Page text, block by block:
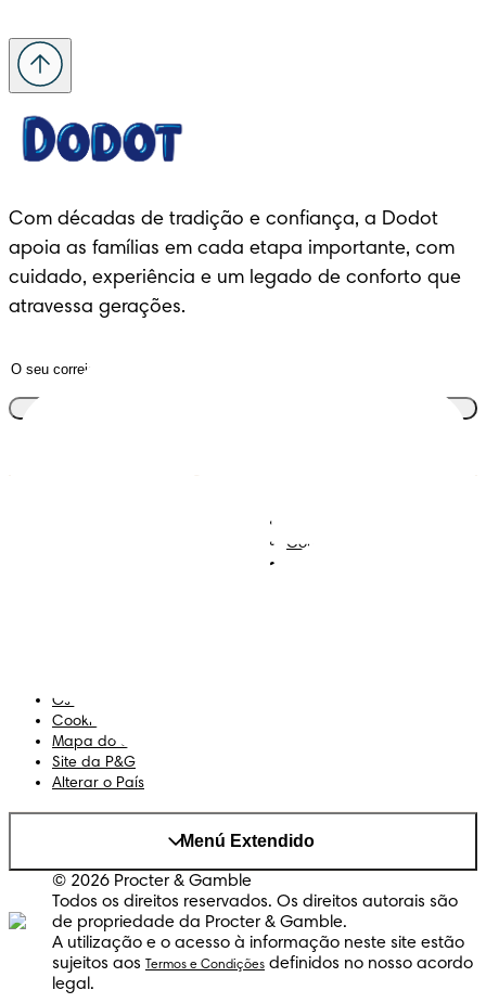
Com décadas de tradição e confiança, a Dodot
apoia as famílias em cada etapa importante, com
cuidado, experiência e um legado de conforto que
atravessa gerações.
Contacta-nos
Os Meus Dados
Cookies
Mapa do Site
Site da P&G
Alterar o País
Menú Extendido
© 2026 Procter & Gamble
Todos os direitos reservados. Os direitos autorais são
de propriedade da Procter & Gamble.
A utilização e o acesso à informação neste site estão
sujeitos aos
Termos e Condições definidos no nosso acordo
legal.